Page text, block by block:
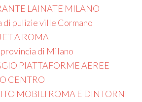
LAINATE MILANO
di pulizie ville Cormano
A ROMA
di Milano
PIATTAFORME AEREE
CENTRO
MOBILI ROMA E DINTORNI